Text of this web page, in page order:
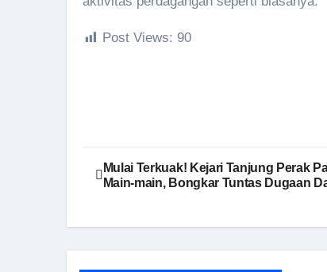
Post Views: 90
Navigasi
pos
Mulai Terkuak! Kejari Tanjung Perak
Main-main, Bongkar Tuntas Dugaan